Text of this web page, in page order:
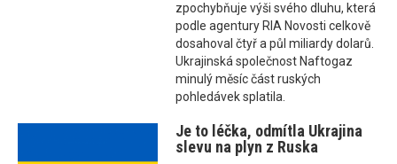
zpochybňuje výši svého dluhu, která
podle agentury RIA Novosti celkově
dosahoval čtyř a půl miliardy dolarů.
Ukrajinská společnost Naftogaz
minulý měsíc část ruských
pohledávek splatila.
Je to léčka, odmítla Ukrajina
slevu na plyn z Ruska